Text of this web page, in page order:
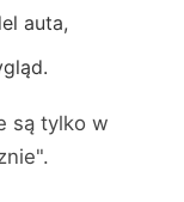
auta,
są tylko w